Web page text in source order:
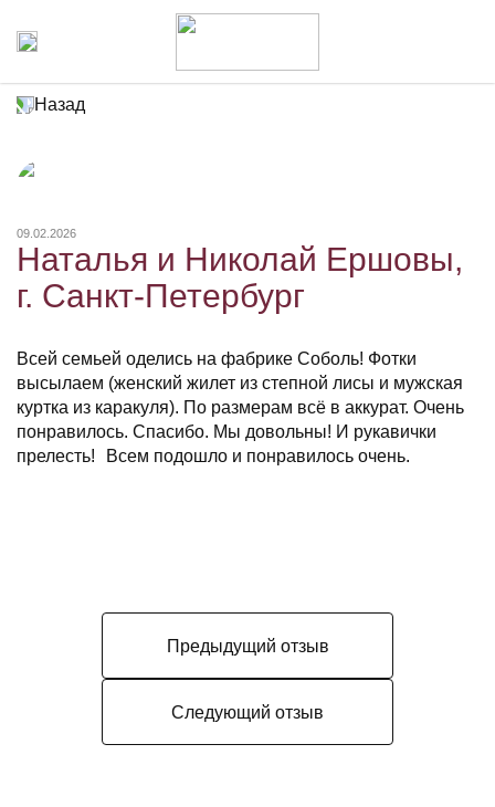
Назад
09.02.2026
Наталья и Николай Ершовы,
г. Санкт-Петербург
Всей семьей оделись на фабрике Соболь! Фотки
высылаем (женский жилет из степной лисы и мужская
куртка из каракуля). По размерам всё в аккурат. Очень
понравилось. Спасибо. Мы довольны! И рукавички
прелесть! Всем подошло и понравилось очень.
Предыдущий отзыв
Следующий отзыв